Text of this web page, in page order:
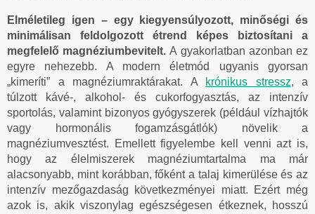
Elméletileg igen – egy kiegyensúlyozott, minőségi és
minimálisan feldolgozott étrend képes biztosítani a
megfelelő magnéziumbevitelt.A gyakorlatban azonban ez
egyre nehezebb. A modern életmód ugyanis gyorsan
„kimeríti” a magnéziumraktárakat. A
krónikus stressz, a
túlzott kávé-, alkohol- és cukorfogyasztás, az intenzív
sportolás, valamint bizonyos gyógyszerek (például vízhajtók
vagy hormonális fogamzásgátlók) növelik a
magnéziumvesztést. Emellett figyelembe kell venni azt is,
hogy az élelmiszerek magnéziumtartalma ma már
alacsonyabb, mint korábban, főként a talaj kimerülése és az
intenzív mezőgazdaság következményei miatt. Ezért még
azok is, akik viszonylag egészségesen étkeznek, hosszú